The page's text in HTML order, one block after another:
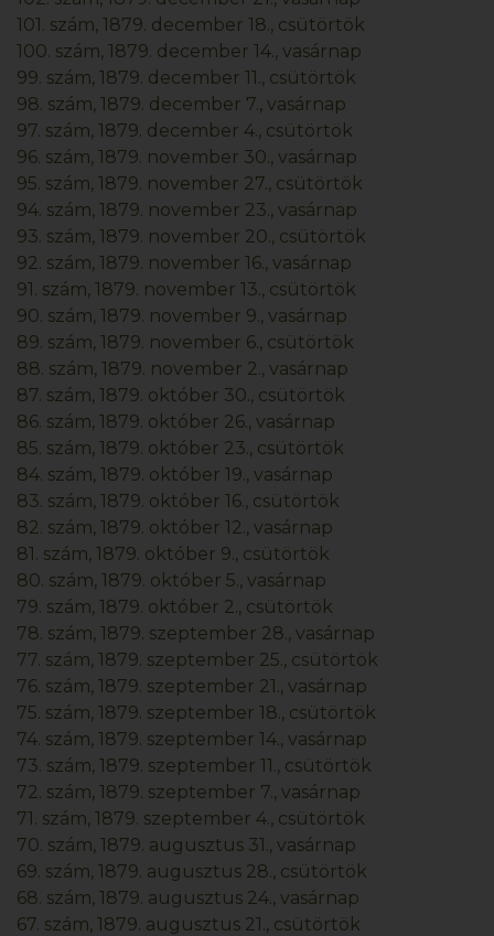
101. szám, 1879. december 18., csütörtök
100. szám, 1879. december 14., vasárnap
99. szám, 1879. december 11., csütörtök
98. szám, 1879. december 7., vasárnap
97. szám, 1879. december 4., csütörtök
96. szám, 1879. november 30., vasárnap
95. szám, 1879. november 27., csütörtök
94. szám, 1879. november 23., vasárnap
93. szám, 1879. november 20., csütörtök
92. szám, 1879. november 16., vasárnap
91. szám, 1879. november 13., csütörtök
90. szám, 1879. november 9., vasárnap
89. szám, 1879. november 6., csütörtök
88. szám, 1879. november 2., vasárnap
87. szám, 1879. október 30., csütörtök
86. szám, 1879. október 26., vasárnap
85. szám, 1879. október 23., csütörtök
84. szám, 1879. október 19., vasárnap
83. szám, 1879. október 16., csütörtök
82. szám, 1879. október 12., vasárnap
81. szám, 1879. október 9., csütörtök
80. szám, 1879. október 5., vasárnap
79. szám, 1879. október 2., csütörtök
78. szám, 1879. szeptember 28., vasárnap
77. szám, 1879. szeptember 25., csütörtök
76. szám, 1879. szeptember 21., vasárnap
75. szám, 1879. szeptember 18., csütörtök
74. szám, 1879. szeptember 14., vasárnap
73. szám, 1879. szeptember 11., csütörtök
72. szám, 1879. szeptember 7., vasárnap
71. szám, 1879. szeptember 4., csütörtök
70. szám, 1879. augusztus 31., vasárnap
69. szám, 1879. augusztus 28., csütörtök
68. szám, 1879. augusztus 24., vasárnap
67. szám, 1879. augusztus 21., csütörtök